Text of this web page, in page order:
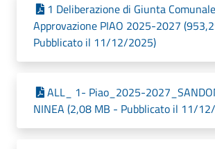
1 Deliberazione di Giunta
Approvazione PIAO 2025-2027
Pubblicato il 11/12/2025)
ALL_ 1- Piao_2025-
NINEA (2,08 MB - Pubblicato il 11/